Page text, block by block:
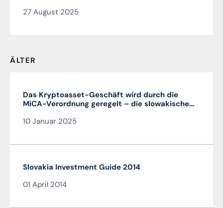
Verordnung MiCA nicht)
27 August 2025
ÄLTER
Das Kryptoasset-Geschäft wird durch die
MiCA-Verordnung geregelt – die slowakische
der gesamten EU gültig
10 Januar 2025
Slovakia Investment Guide 2014
01 April 2014